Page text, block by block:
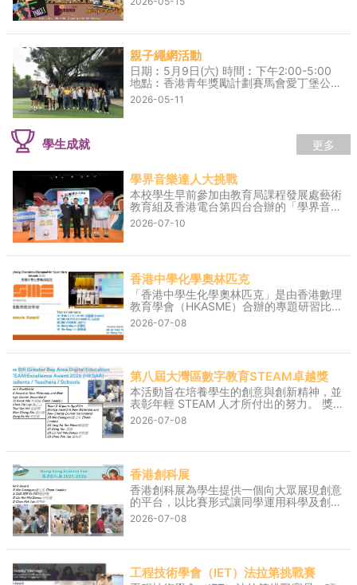
14 May. Thank you for the hard work
last few months. We also thank Mr. Henry
unwavering support throughout the
journey.
親子繩網活動
日期︰5月9日(六) 時間︰下午2:00-5:00
地點︰香港青年獎勵計劃賽馬會愛丁堡公爵
訓練營 是次活動家長和孩子們努力突破自
我界限，攀登繩網，完成任務。過程充滿歡
2026-05-11
學生成就 更多
學界音樂達人大挑戰
本校學生早前參加由教育局課程發展處藝術
教育組及香港電台第四台合辦的「學界音樂
達人大挑戰」網上初賽，榮獲「學界音樂達
人獎」及「18區積極參與獎」，更連續第二
東九文化中心舉行。本校學生憑著豐富的美
得780分的高分，以225分的優勢拋離對
手，一舉囊括金獎、「最佳合作獎」及「現
場打氣獎」。 決賽成員如下： 3A曾凱晴、
3D羅翊昕、4C吳晉銘、4C蘇家恆、5C趙
胤皓 智囊團成員如下： 4A周子琪、4C陳敏
氣團成員如下： 3B周萬旗、3B林嘉怡、3B
希、4B何絢充、4B郭展銘、4B李曉琳、4C
羅亮言、4C王敏行、4D賴萌琦 決賽的精彩
實況將於7月11日下午2時，於香港電台第四
台《我哋都係音樂系！》節目時段內播出；
電視版本則於8月30日下午3時30分，於港
2026-07-10
香港中學化學奧林匹克
「香港中學生化學奧林匹克」是由香港數理
教育學會（HKASME）合辦的專題研習比
賽。該比賽旨在激發學生學習化學的興趣，
並透過專題研習培養學生解決問題、溝通及
鍵鏘 5C莊恩樂 5D 周柏恒 5D 謝東瀚 5D
2026-07-08
第八屆大灣區數字教育STEAM卓越獎
本活動旨在培養學生的創意與創新精神，並
表彰年輕 STEAM 人才所付出的努力。 獎
項: 金獎 (初中組-新材料與新能源) Team 1
3A杜國威 (隊長) 3A陳志立 3A徐恩熙 3A溫
源) Team 2 3B聶光佑 (隊長) 3A楊嘉懿 3C
揚博士 譚以諒老師
2026-07-08
香港創科展
香港創科展為學生提供一個向大眾展現創意
的平台，以比賽形式讓同學運用科學及創意
解決生活上各式各樣的難題。學生透過科
學、科技和設計的應用製作原型實體，學習
獎 3B聶光佑 (隊長) 3A曹詩琪 3D陳柏昕
2026-07-08
工程技術學會（IET）法拉第挑戰賽